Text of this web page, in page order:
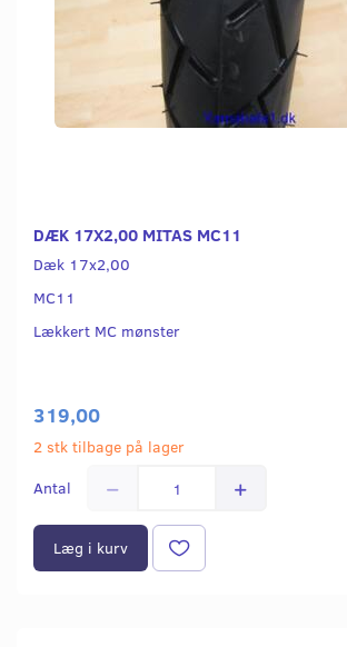
DÆK 17X2,00 MITAS MC11
Dæk 17x2,00
MC11
Lækkert MC mønster
319,00
2 stk tilbage på lager
Antal
Læg i kurv